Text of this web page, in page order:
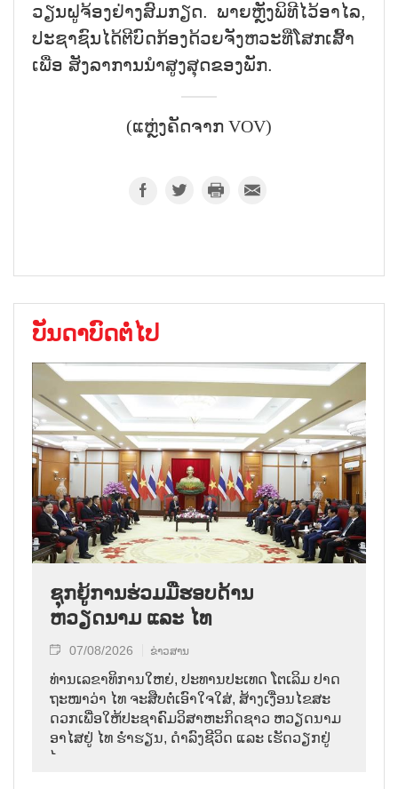
ວຽນຝູຈ້ອງຢ່າງສົມກຽດ. ພາຍຫຼັງພິທີໄວ້ອາໄລ,
ປະຊາຊົນໄດ້ຕີບົດກ້ອງດ້ວຍຈັງຫວະທີ່ໂສກເສົ້າ
ເພື່ອ ສັງລາການນຳສູງສຸດຂອງພັກ.
(ແຫຼ່ງຄັດຈາກ VOV)
ບັນດາບົດຕໍ່ໄປ
ຊຸກຍູ້ການຮ່ວມມືຮອບດ້ານ
ຫວຽດນາມ ແລະ ໄທ
07/08/2026 ຂ່າວສານ
ທ່ານ​ເລ​ຂາ​ທິ​ການ​ໃຫຍ່, ປະ​ທານ​ປະ​ເທດ ໂຕ​ເລິມ ປາດ​
ຖະ​ໜາ​ວ່າ ໄທ​ ຈະ​ສືບ​ຕໍ່​ເອົາ​ໃຈ​ໃສ່, ສ້າງ​ເງື່ອນ​ໄຂ​ສະ​
ດວກ​ເພື່ອ​ໃຫ້​ປະ​ຊາ​ຄົມ​ວ​ິ​ສາ​ຫະ​ກິດ​ຊາວ ຫວຽດ​ນາມ
ອາ​ໄສ​ຢູ່ ໄທ ຮ່ຳ​ຮຽນ, ດຳ​ລົງ​ຊີ​ວິດ ແລະ ເຮັດ​ວຽກ​ຢູ່​
ໄທ.